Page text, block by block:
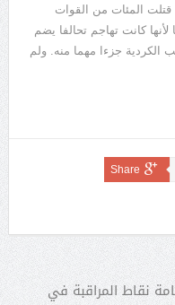
قتلت المئات من القوات
كانت تهاجم تحالفا يضم
جزءا مهما منه. ولم
Share
نقاط المراقبة في